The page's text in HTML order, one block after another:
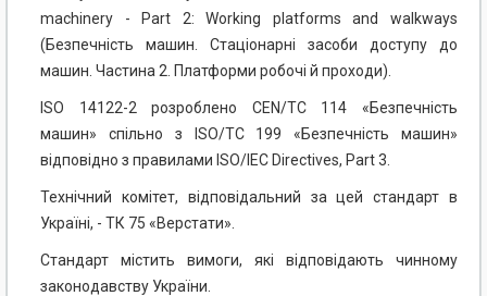
machinery - Part 2: Working platforms and walkways
(Безпечність машин. Стаціонарні засоби доступу до
машин. Частина 2. Платформи робочі й проходи).
ISO 14122-2 розроблено CEN/TC 114 «Безпечність
машин» спільно з ІSO/TC 199 «Безпечність машин»
відповідно з правилами ІSO/IEC Directives, Part 3.
Технічний комітет, відповідальний за цей стандарт в
Україні, - ТК 75 «Верстати».
Стандарт містить вимоги, які відповідають чинному
законодавству України.